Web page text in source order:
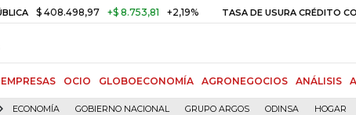
$ 408.498,97 +$ 8.753,81 +2,19% TASA DE USURA CRÉDITO CONSUMO
EMPRESAS OCIO GLOBOECONOMÍA AGRONEGOCIOS ANÁLISIS
ECONOMÍA GOBIERNO NACIONAL GRUPO ARGOS ODINSA HOGAR